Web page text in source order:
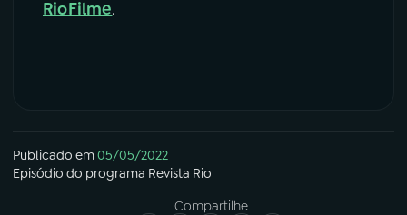
RioFilme.
Publicado em05/05/2022
Episódio do programa Revista Rio
Compartilhe